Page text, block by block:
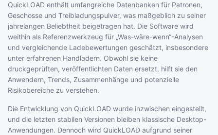
QuickLOAD enthält umfangreiche Datenbanken für Patronen,
Geschosse und Treibladungspulver, was maßgeblich zu seiner
jahrelangen Beliebtheit beigetragen hat. Die Software wird
weithin als Referenzwerkzeug für „Was-wäre-wenn“-Analysen
und vergleichende Ladebewertungen geschätzt, insbesondere
unter erfahrenen Handladern. Obwohl sie keine
druckgeprüften, veröffentlichten Daten ersetzt, hilft sie den
Anwendern, Trends, Zusammenhänge und potenzielle
Risikobereiche zu verstehen.
Die Entwicklung von QuickLOAD wurde inzwischen eingestellt,
und die letzten stabilen Versionen bleiben klassische Desktop-
Anwendungen. Dennoch wird QuickLOAD aufgrund seiner